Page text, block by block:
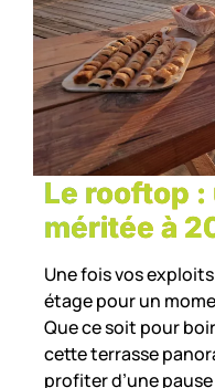
Le rooftop :
méritée à
Une fois vos
étage pour un
Que ce soit pour
cette terrasse
profiter d’une